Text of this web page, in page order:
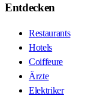
Entdecken
Restaurants
Hotels
Coiffeure
Ärzte
Elektriker